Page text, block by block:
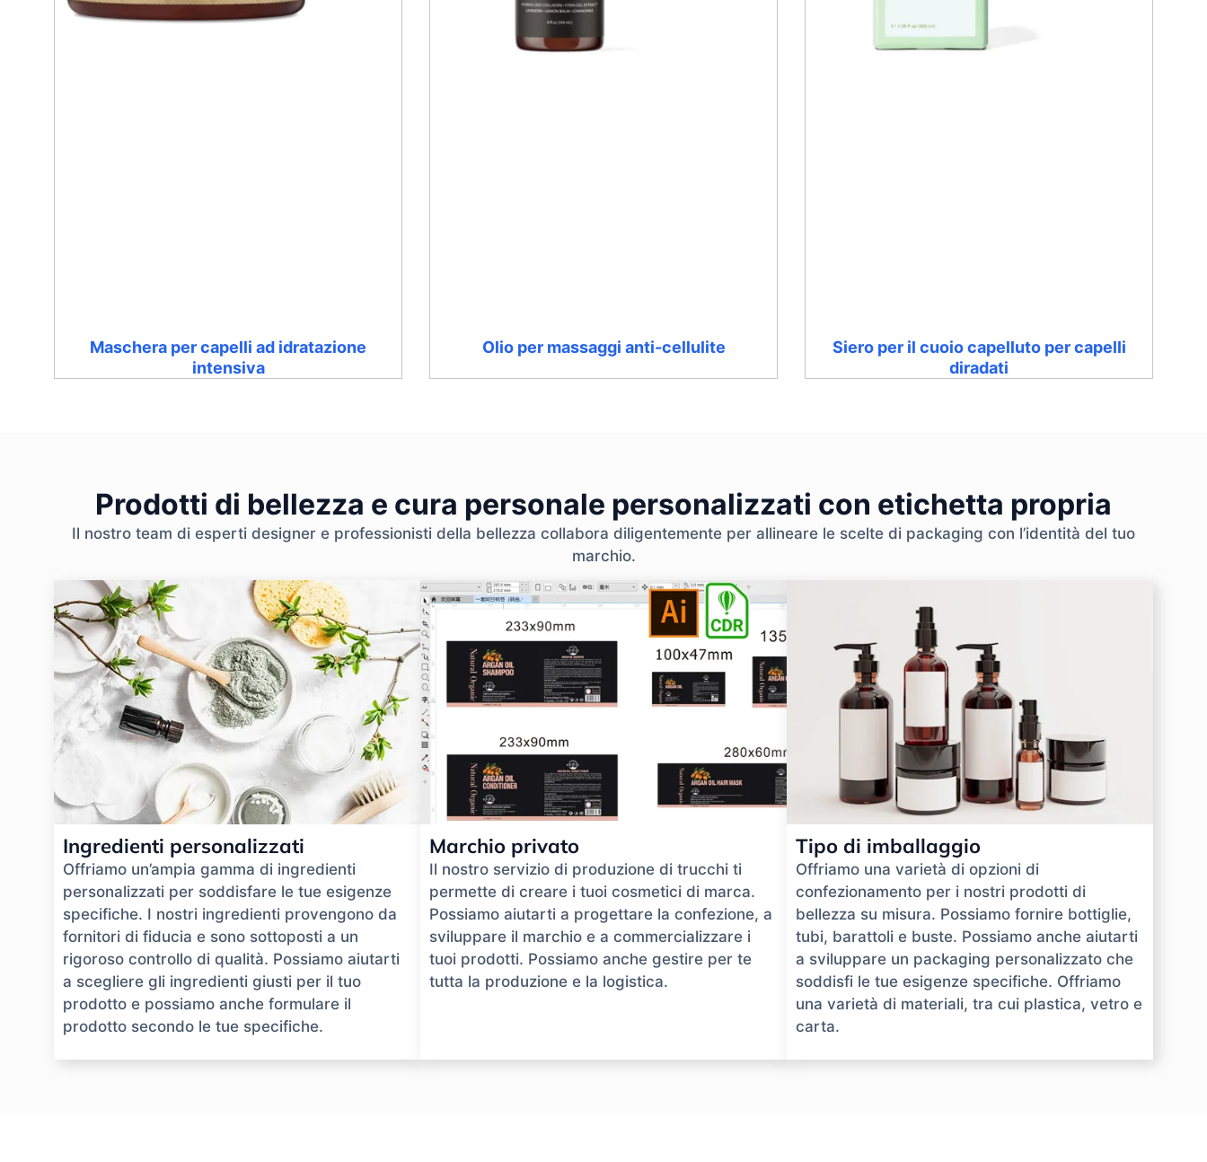
Maschera per capelli ad idratazione
intensiva
Olio per massaggi anti-cellulite
Siero per il cuoio capelluto per capelli
diradati
Prodotti di bellezza e cura personale personalizzati con etichetta propria
Il nostro team di esperti designer e professionisti della bellezza collabora diligentemente per allineare le scelte di packaging con l’identità del tuo
marchio.
Ingredienti personalizzati
Offriamo un’ampia gamma di ingredienti
personalizzati per soddisfare le tue esigenze
specifiche. I nostri ingredienti provengono da
fornitori di fiducia e sono sottoposti a un
rigoroso controllo di qualità. Possiamo aiutarti
a scegliere gli ingredienti giusti per il tuo
prodotto e possiamo anche formulare il
prodotto secondo le tue specifiche.
Marchio privato
Il nostro servizio di produzione di trucchi ti
permette di creare i tuoi cosmetici di marca.
Possiamo aiutarti a progettare la confezione, a
sviluppare il marchio e a commercializzare i
tuoi prodotti. Possiamo anche gestire per te
tutta la produzione e la logistica.
Tipo di imballaggio
Offriamo una varietà di opzioni di
confezionamento per i nostri prodotti di
bellezza su misura. Possiamo fornire bottiglie,
tubi, barattoli e buste. Possiamo anche aiutarti
a sviluppare un packaging personalizzato che
soddisfi le tue esigenze specifiche. Offriamo
una varietà di materiali, tra cui plastica, vetro e
carta.